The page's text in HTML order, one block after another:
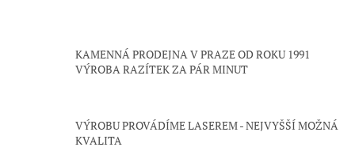
KAMENNÁ PRODEJNA V PRAZE OD ROKU 1991
VÝROBA RAZÍTEK ZA PÁR MINUT
VÝROBU PROVÁDÍME LASEREM - NEJVYŠŠÍ MOŽNÁ
KVALITA